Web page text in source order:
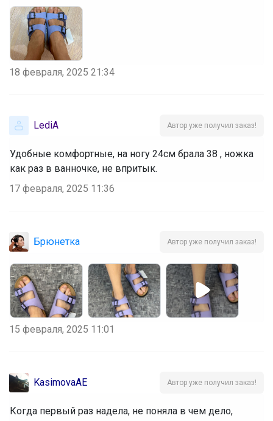
18 февраля, 2025 21:34
LediA Автор уже получил заказ!
Удобные комфортные, на ногу 24см брала 38 , ножка
как раз в ванночке, не впритык.
17 февраля, 2025 11:36
Брюнетка Автор уже получил заказ!
15 февраля, 2025 11:01
KasimovaAE Автор уже получил заказ!
Когда первый раз надела, не поняла в чем дело,